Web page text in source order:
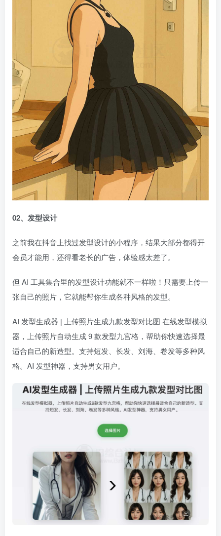
02、发型设计
之前我在抖音上找过发型设计的小程序，结果大部分都得开
会员才能用，还得看老长的广告，体验感太差了。
但 AI 工具集合里的发型设计功能就不一样啦！只需要上传一
张自己的照片，它就能帮你生成各种风格的发型。
AI 发型生成器 | 上传照片生成九款发型对比图 在线发型模拟
器，上传照片自动生成 9 款发型九宫格，帮助你快速选择最
适合自己的新造型。支持短发、长发、刘海、卷发等多种风
格。AI 发型神器，支持男女用户。